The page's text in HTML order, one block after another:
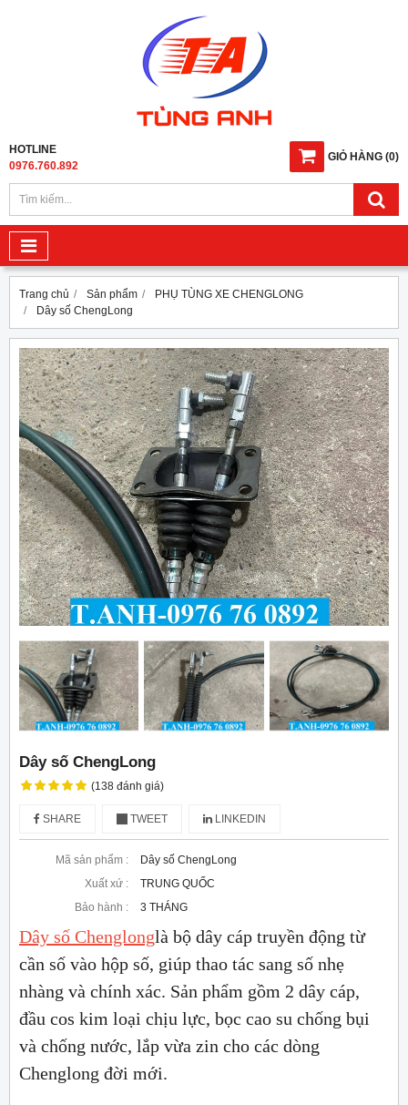
GIỎ HÀNG (0)
HOTLINE
0976.760.892
Trang chủ Sản phẩm
PHỤ TÙNG XE CHENGLONG
Dây số ChengLong
Dây số ChengLong
(138 đánh giá)
SHARE TWEET LINKEDIN
Mã sản phẩm :
Dây số ChengLong
Xuất xứ :
TRUNG QUỐC
Bảo hành :
3 THÁNG
Dây số Chenglonglà bộ dây cáp truyền động từ
cần số vào hộp số, giúp thao tác sang số nhẹ
nhàng và chính xác. Sản phẩm gồm 2 dây cáp,
đầu cos kim loại chịu lực, bọc cao su chống bụi
và chống nước, lắp vừa zin cho các dòng
Chenglong đời mới.